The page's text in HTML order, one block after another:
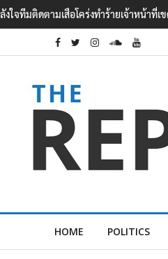
ม’ รวมตัวคัดค้าน ‘มิน ออง ไลง์’ เยือนไ
ร’
HOME POLITICS